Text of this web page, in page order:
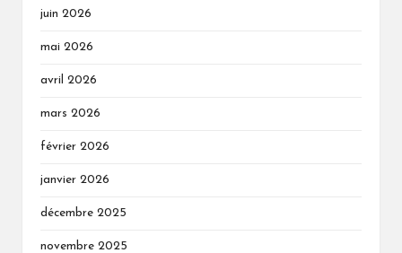
juin 2026
mai 2026
avril 2026
mars 2026
février 2026
janvier 2026
décembre 2025
novembre 2025